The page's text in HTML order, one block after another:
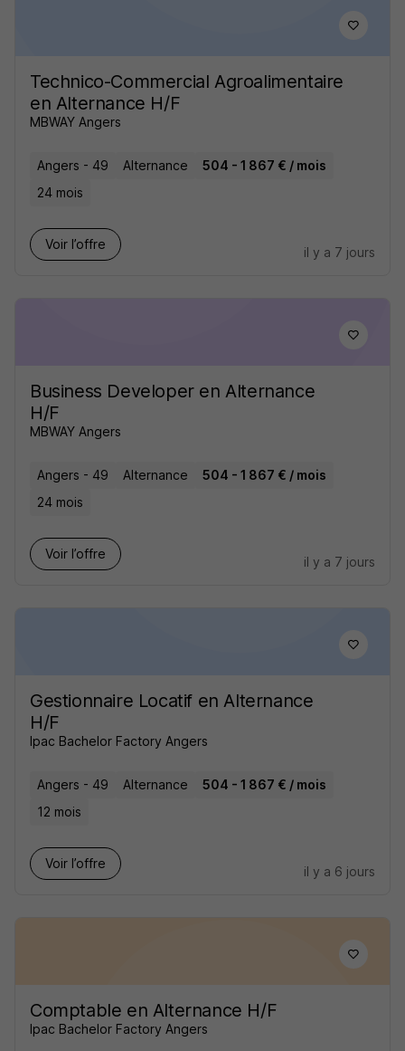
Technico-Commercial Agroalimentaire
en Alternance H/F
MBWAY Angers
Angers - 49 Alternance
504 - 1 867 € / mois
24 mois
Voir l’offre
il y a 7 jours
Business Developer en Alternance
H/F
MBWAY Angers
Angers - 49 Alternance
504 - 1 867 € / mois
24 mois
Voir l’offre
il y a 7 jours
Gestionnaire Locatif en Alternance
H/F
Ipac Bachelor Factory Angers
Angers - 49 Alternance
504 - 1 867 € / mois
12 mois
Voir l’offre
il y a 6 jours
Comptable en Alternance H/F
Ipac Bachelor Factory Angers